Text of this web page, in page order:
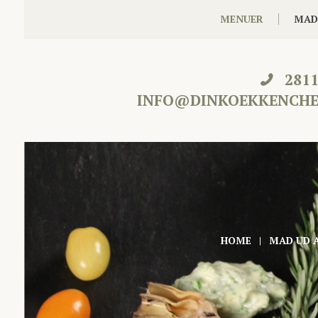
MENUER
HOME MAD UD